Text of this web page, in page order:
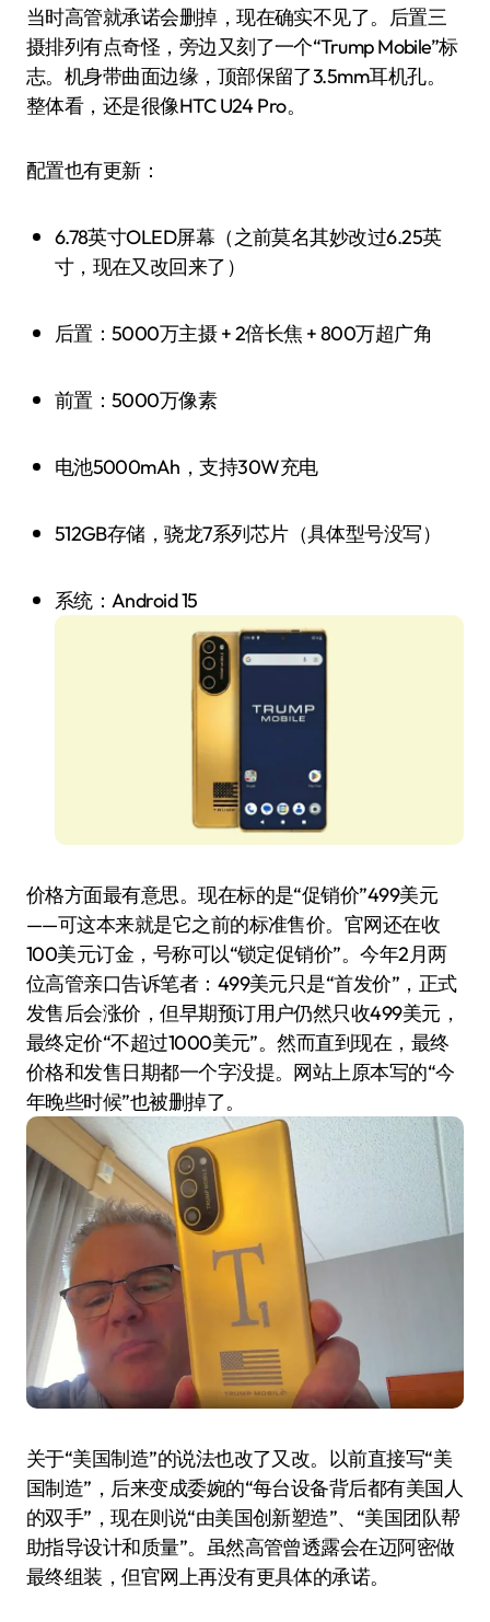
当时高管就承诺会删掉，现在确实不见了。后置三
摄排列有点奇怪，旁边又刻了一个“Trump Mobile”标
志。机身带曲面边缘，顶部保留了3.5mm耳机孔。
整体看，还是很像HTC U24 Pro。
配置也有更新：
6.78英寸OLED屏幕（之前莫名其妙改过6.25英
寸，现在又改回来了）
后置：5000万主摄 + 2倍长焦 + 800万超广角
前置：5000万像素
电池5000mAh，支持30W充电
512GB存储，骁龙7系列芯片（具体型号没写）
系统：Android 15
价格方面最有意思。现在标的是“促销价”499美元
——可这本来就是它之前的标准售价。官网还在收
100美元订金，号称可以“锁定促销价”。今年2月两
位高管亲口告诉笔者：499美元只是“首发价”，正式
发售后会涨价，但早期预订用户仍然只收499美元，
最终定价“不超过1000美元”。然而直到现在，最终
价格和发售日期都一个字没提。网站上原本写的“今
年晚些时候”也被删掉了。
关于“美国制造”的说法也改了又改。以前直接写“美
国制造”，后来变成委婉的“每台设备背后都有美国人
的双手”，现在则说“由美国创新塑造”、“美国团队帮
助指导设计和质量”。虽然高管曾透露会在迈阿密做
最终组装，但官网上再没有更具体的承诺。